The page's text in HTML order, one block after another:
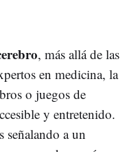
, más allá de las
en medicina, la
o juegos de
y entretenido.
señalando a un